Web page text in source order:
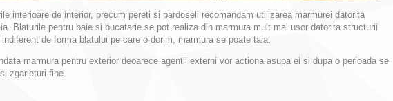
interioare de interior, precum pereti si pardoseli recomandam utilizarea marmurei datorita
Blaturile pentru baie si bucatarie se pot realiza din marmura mult mai usor datorita structurii
de forma blatului pe care o dorim, marmura se poate taia.
marmura pentru exterior deoarece agentii externi vor actiona asupa ei si dupa o perioada se
zgarieturi fine.